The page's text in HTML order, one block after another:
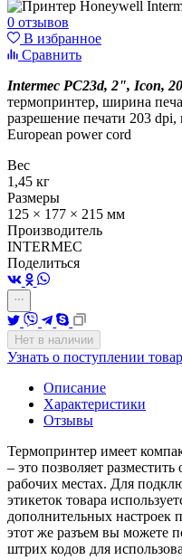
0 отзывов
В избранное
Сравнить
Intermec PC23d, 2", Icon,
термопринтер, ширина
разрешение печати 203
European power cord
Вес
1,45 кг
Размеры
125 × 177 × 215 мм
Производитель
INTERMEC
Поделиться
Нет в наличии
Узнать о поступлении
Описание
Характеристики
Отзывы
Термопринтер имеет
– это позволяет
рабочих местах. Для
этикеток товара
дополнительных настроек
этот же разъем вы можете
штрих кодов для